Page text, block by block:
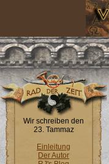
Wir schreiben den
23. Tammaz
Einleitung
Der Autor